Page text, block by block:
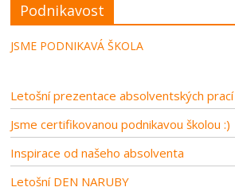
Podnikavost
JSME PODNIKAVÁ ŠKOLA
Letošní prezentace absolventských prací
Jsme certifikovanou podnikavou školou :)
Inspirace od našeho absolventa
Letošní DEN NARUBY